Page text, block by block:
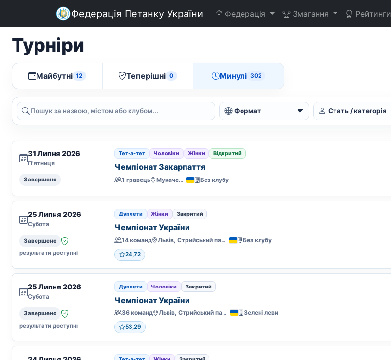
Федерація Петанку України Федерація Змагання Рейтинги
Турніри
Майбутні 12 Теперішні 0 Минулі 302
Пошук Формат Стать / категорія
31 Липня 2026
П'ятниця
Завершено
Тет-а-тет Чоловіки Жінки Відкритий
Чемпіонат Закарпаття
1 гравець Мукачево Без клубу
25 Липня 2026
Субота
Завершено
результати доступні
Дуплети Жінки Закритий
Чемпіонат України
14 команд Львів, Стрийський парк Без клубу
24,72
25 Липня 2026
Субота
Завершено
результати доступні
Дуплети Чоловіки Закритий
Чемпіонат України
36 команд Львів, Стрийський парк Зелені леви
53,29